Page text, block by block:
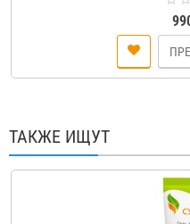
ТАКЖЕ ИЩУТ